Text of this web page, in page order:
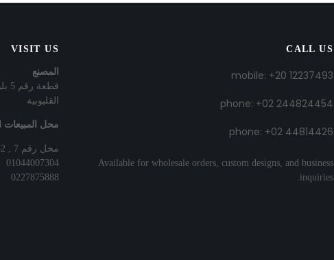
VISIT US
المصنع
القليوبية
محل المبيعات
محل رقم 7 , 32 خان ابو طاقية – الصاغة – القاهرة
01044007304
0227875888
CALL US
mobile: +20 12237493
phone: +02 244824454
phone: +02 44814426
Available for wholesale orders, custom designs, and business
inquiries.